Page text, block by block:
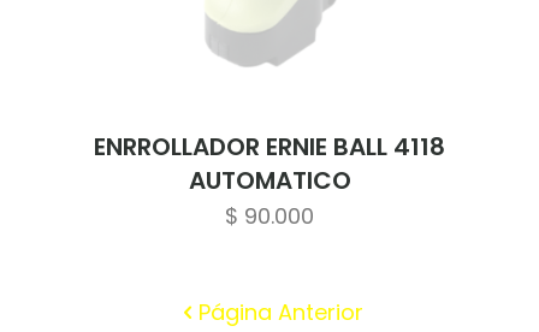
ENRROLLADOR ERNIE BALL 4118
AUTOMATICO
$ 90.000
Página Anterior